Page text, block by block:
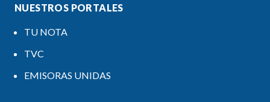
NUESTROS PORTALES
TU NOTA
TVC
EMISORAS UNIDAS